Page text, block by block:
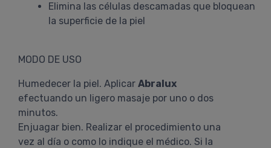
Elimina las células descamadas que bloquean
la superficie de la piel
MODO DE USO
Humedecer la piel. Aplicar Abralux
efectuando un ligero masaje por uno o dos
minutos.
Enjuagar bien. Realizar el procedimiento una
vez al día o como lo indique el médico. Si la